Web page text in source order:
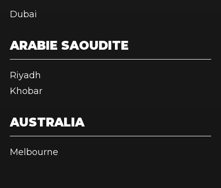
Dubai
ARABIE SAOUDITE
Riyadh
Khobar
AUSTRALIA
Melbourne